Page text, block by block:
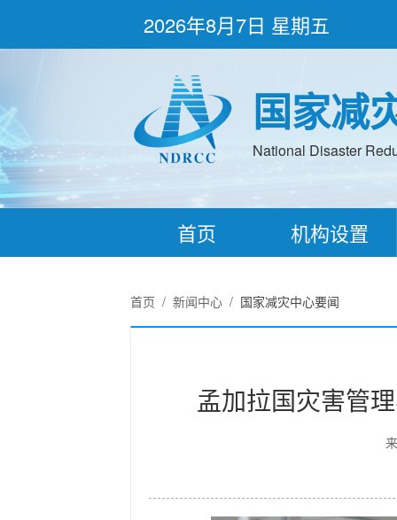
2026年8月7日 星期五
国家减
National Disaster
首页 机构设置
首页 / 新闻中心/ 国家减灾中心要闻
孟加拉国灾害管